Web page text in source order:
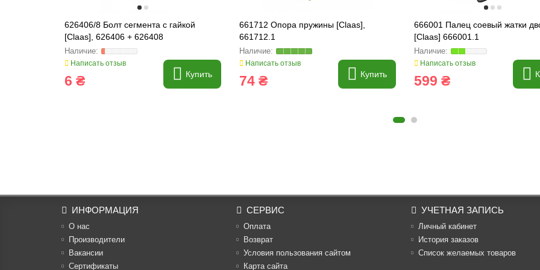
626406/8 Болт сегмента с гайкой
[Claas], 626406 + 626408
Написать отзыв
6 ₴ Купить
661712 Опора пружины [Claas],
661712.1
Написать отзыв
74 ₴ Купить
666001 Палец соевый жатки
[Claas] 666001.1
Написать отзыв
599 ₴
ИНФОРМАЦИЯ
О нас
Производители
Вакансии
Cертификаты
СЕРВИС
Оплата
Возврат
Условия пользования сайтом
Карта сайта
УЧЕТНАЯ ЗАПИСЬ
Личный кабинет
История заказов
Список желаемых товаров